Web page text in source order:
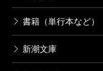
書籍（単行本など）
新潮文庫